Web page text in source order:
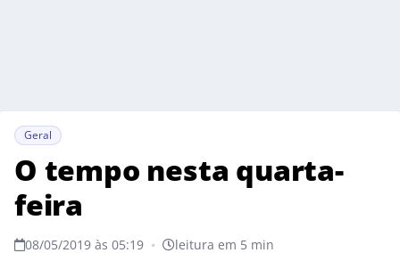
Geral
O tempo nesta quarta-
feira
08/05/2019 às 05:19 • leitura em 5 min